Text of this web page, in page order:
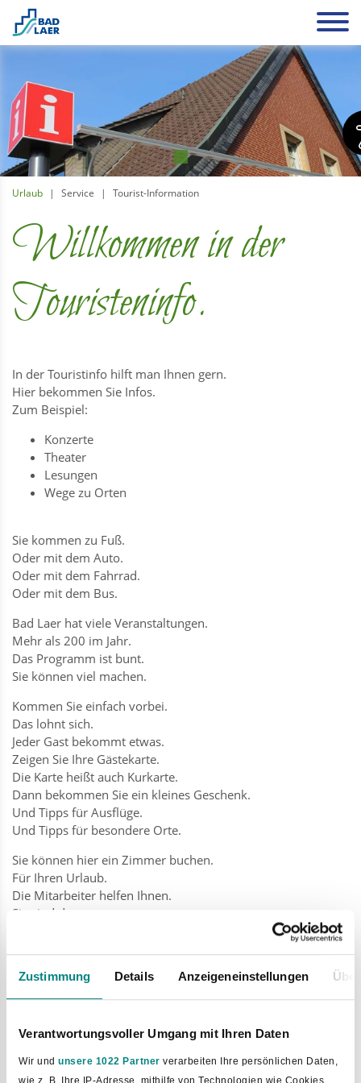
Zustimmung Details Anzeigeneinstellungen
Verantwortungsvoller Umgang mit Ihren Daten
Wir und unsere 1022 Partner verarbeiten Ihre persönlichen Daten,
Urlaub Service Tourist-Information
Willkommen in der
Touristeninfo.
In der Touristinfo hilft man Ihnen gern.
Hier bekommen Sie Infos.
Zum Beispiel:
Konzerte
Theater
Lesungen
Wege zu Orten
Sie kommen zu Fuß.
Oder mit dem Auto.
Oder mit dem Fahrrad.
Oder mit dem Bus.
Bad Laer hat viele Veranstaltungen.
Mehr als 200 im Jahr.
Das Programm ist bunt.
Sie können viel machen.
Kommen Sie einfach vorbei.
Das lohnt sich.
Jeder Gast bekommt etwas.
Zeigen Sie Ihre Gästekarte.
Die Karte heißt auch Kurkarte.
Dann bekommen Sie ein kleines Geschenk.
Und Tipps für Ausflüge.
Und Tipps für besondere Orte.
Sie können hier ein Zimmer buchen.
Für Ihren Urlaub.
Die Mitarbeiter helfen Ihnen.
Sie sind da:
Am Telefon
Per E-Mail
Die Touristik will, dass Sie zufrieden sind.